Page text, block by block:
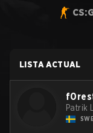
LISTA ACTUAL
Patrik